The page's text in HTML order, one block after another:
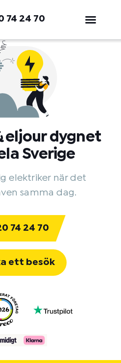
74 24 70
eljour dygnet
Sverige
elektriker när det
samma dag.
74 24 70
ett besök